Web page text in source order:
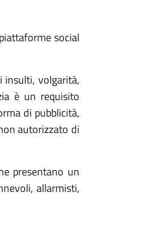
social
insulti, volgarità,
è un requisito
di pubblicità,
autorizzato di
presentano un
allarmisti,